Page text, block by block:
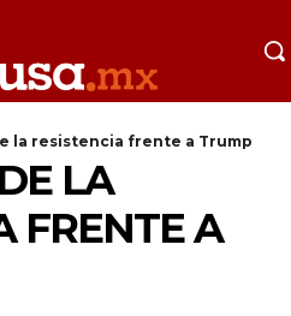
la resistencia frente a Trump
LA
FRENTE A